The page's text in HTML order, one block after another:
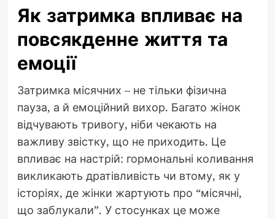
Як затримка впливає на
повсякденне життя та
емоції
Затримка місячних – не тільки фізична
пауза, а й емоційний вихор. Багато жінок
відчувають тривогу, ніби чекають на
важливу звістку, що не приходить. Це
впливає на настрій: гормональні коливання
викликають дратівливість чи втому, як у
історіях, де жінки жартують про “місячні,
що заблукали”. У стосунках це може